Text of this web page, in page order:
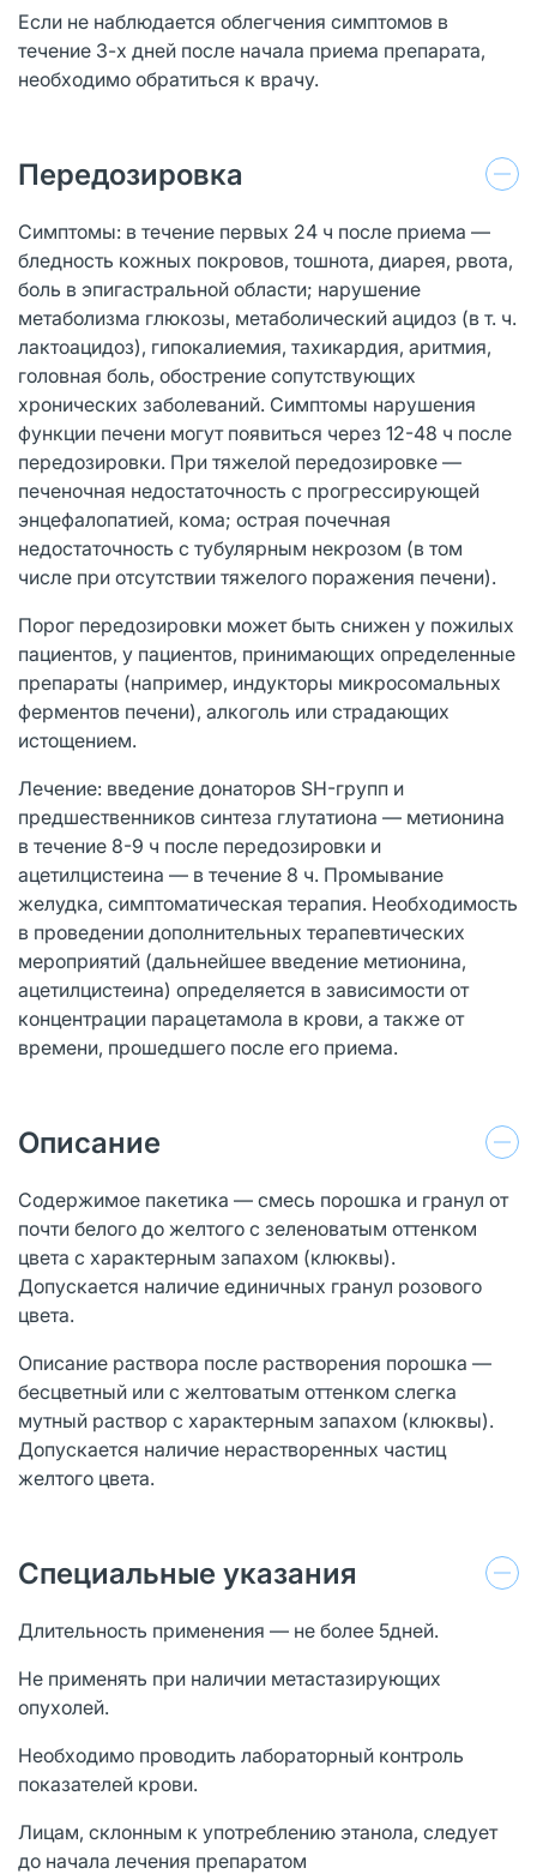
Если не наблюдается облегчения симптомов в
течение 3-х дней после начала приема препарата,
необходимо обратиться к врачу.
Передозировка
Симптомы: в течение первых 24 ч после приема —
бледность кожных покровов, тошнота, диарея, рвота,
боль в эпигастральной области; нарушение
метаболизма глюкозы, метаболический ацидоз (в т. ч.
лактоацидоз), гипокалиемия, тахикардия, аритмия,
головная боль, обострение сопутствующих
хронических заболеваний. Симптомы нарушения
функции печени могут появиться через 12-48 ч после
передозировки. При тяжелой передозировке —
печеночная недостаточность с прогрессирующей
энцефалопатией, кома; острая почечная
недостаточность с тубулярным некрозом (в том
числе при отсутствии тяжелого поражения печени).
Порог передозировки может быть снижен у пожилых
пациентов, у пациентов, принимающих определенные
препараты (например, индукторы микросомальных
ферментов печени), алкоголь или страдающих
истощением.
Лечение: введение донаторов SH-групп и
предшественников синтеза глутатиона — метионина
в течение 8-9 ч после передозировки и
ацетилцистеина — в течение 8 ч. Промывание
желудка, симптоматическая терапия. Необходимость
в проведении дополнительных терапевтических
мероприятий (дальнейшее введение метионина,
ацетилцистеина) определяется в зависимости от
концентрации парацетамола в крови, а также от
времени, прошедшего после его приема.
Описание
Содержимое пакетика — смесь порошка и гранул от
почти белого до желтого с зеленоватым оттенком
цвета с характерным запахом (клюквы).
Допускается наличие единичных гранул розового
цвета.
Описание раствора после растворения порошка —
бесцветный или с желтоватым оттенком слегка
мутный раствор с характерным запахом (клюквы).
Допускается наличие нерастворенных частиц
желтого цвета.
Специальные указания
Длительность применения — не более 5дней.
Не применять при наличии метастазирующих
опухолей.
Необходимо проводить лабораторный контроль
показателей крови.
Лицам, склонным к употреблению этанола, следует
до начала лечения препаратом